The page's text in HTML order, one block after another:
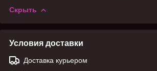
Скрыть
Условия доставки
Доставка курьером